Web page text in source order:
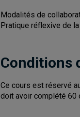
Modalités de
Pratique réflexive de
Conditions
Ce cours est réservé
doit avoir complété 60